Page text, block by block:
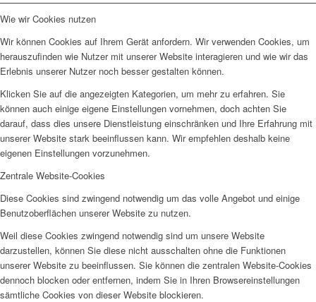
Wie wir Cookies nutzen
Wir können Cookies auf Ihrem Gerät anfordern. Wir verwenden Cookies, um
herauszufinden wie Nutzer mit unserer Website interagieren und wie wir das
Erlebnis unserer Nutzer noch besser gestalten können.
Klicken Sie auf die angezeigten Kategorien, um mehr zu erfahren. Sie
können auch einige eigene Einstellungen vornehmen, doch achten Sie
darauf, dass dies unsere Dienstleistung einschränken und Ihre Erfahrung mit
unserer Website stark beeinflussen kann. Wir empfehlen deshalb keine
eigenen Einstellungen vorzunehmen.
Zentrale Website-Cookies
Diese Cookies sind zwingend notwendig um das volle Angebot und einige
Benutzoberflächen unserer Website zu nutzen.
Weil diese Cookies zwingend notwendig sind um unsere Website
darzustellen, können Sie diese nicht ausschalten ohne die Funktionen
unserer Website zu beeinflussen. Sie können die zentralen Website-Cookies
dennoch blocken oder entfernen, indem Sie in Ihren Browsereinstellungen
sämtliche Cookies von dieser Website blockieren.